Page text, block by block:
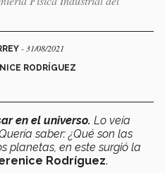
- 31/08/2021
RODRÍGUEZ
en el universo. Lo veía
saber: ¿Qué son las
planetas, en este surgió la
Rodríguez.